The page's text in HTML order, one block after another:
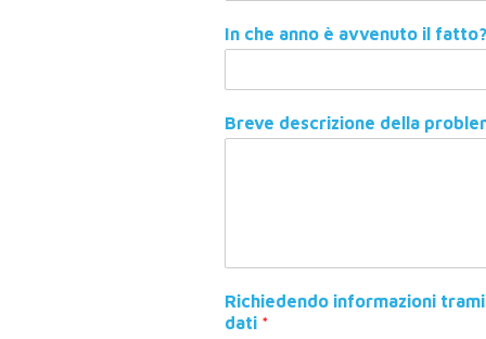
In che anno è avvenuto il fatto?
Breve descrizione della
Richiedendo informazioni
dati *